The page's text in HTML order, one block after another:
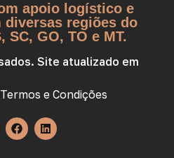
apoio logístico e
regiões do
SC, GO, TO e MT.
Site atualizado em
Termos e Condições